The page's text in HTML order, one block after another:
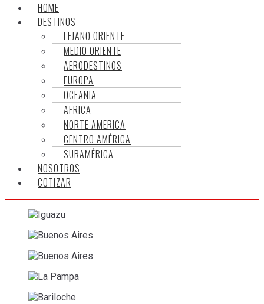
HOME
DESTINOS
LEJANO ORIENTE
MEDIO ORIENTE
AERODESTINOS
EUROPA
OCEANIA
AFRICA
NORTE AMERICA
CENTRO AMÉRICA
SURAMÉRICA
NOSOTROS
COTIZAR